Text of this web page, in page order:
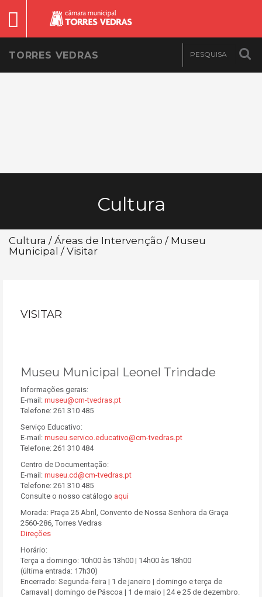
TORRES VEDRAS
Cultura
Cultura / Áreas de Intervenção / Museu
Municipal / Visitar
VISITAR
Museu Municipal Leonel Trindade
Informações gerais:
E-mail: museu@cm-tvedras.pt
Telefone: 261 310 485
Serviço Educativo:
E-mail: museu.servico.educativo@cm-tvedras.pt
Telefone: 261 310 484
Centro de Documentação:
E-mail: museu.cd@cm-tvedras.pt
Telefone: 261 310 485
Consulte o nosso catálogo aqui
Morada: Praça 25 Abril, Convento de Nossa Senhora da Graça
2560-286, Torres Vedras
Direções
Horário:
Terça a domingo: 10h00 às 13h00 | 14h00 às 18h00
(última entrada: 17h30)
Encerrado: Segunda-feira | 1 de janeiro | domingo e terça de
Carnaval | domingo de Páscoa | 1 de maio | 24 e 25 de dezembro.